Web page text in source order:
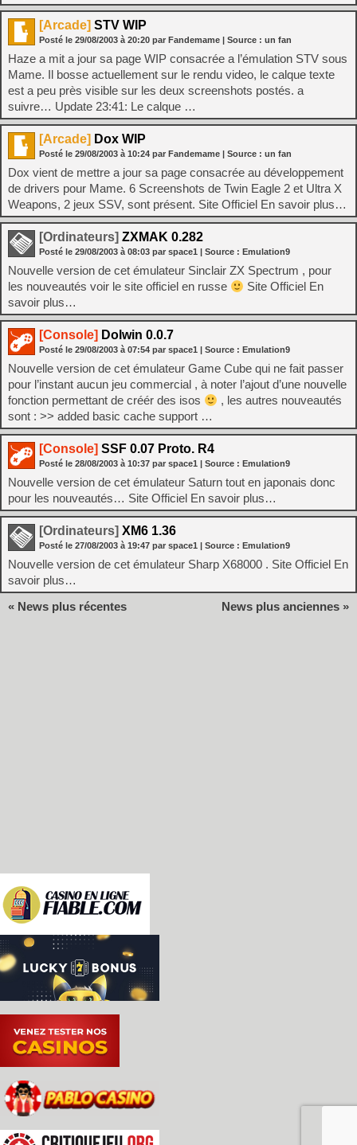
[Arcade] STV WIP
Posté le 29/08/2003 à 20:20 par Fandemame | Source : un fan
Haze a mit a jour sa page WIP consacrée a l’émulation STV sous
Mame. Il bosse actuellement sur le rendu video, le calque texte
est a peu près visible sur les deux screenshots postés. a
suivre… Update 23:41: Le calque …
[Arcade] Dox WIP
Posté le 29/08/2003 à 10:24 par Fandemame | Source : un fan
Dox vient de mettre a jour sa page consacrée au développement
de drivers pour Mame. 6 Screenshots de Twin Eagle 2 et Ultra X
Weapons, 2 jeux SSV, sont présent. Site Officiel En savoir plus…
[Ordinateurs] ZXMAK 0.282
Posté le 29/08/2003 à 08:03 par space1 | Source : Emulation9
Nouvelle version de cet émulateur Sinclair ZX Spectrum , pour
les nouveautés voir le site officiel en russe
Site Officiel En
savoir plus…
[Console] Dolwin 0.0.7
Posté le 29/08/2003 à 07:54 par space1 | Source : Emulation9
Nouvelle version de cet émulateur Game Cube qui ne fait passer
pour l’instant aucun jeu commercial , à noter l’ajout d’une nouvelle
fonction permettant de créér des isos
, les autres nouveautés
sont : >> added basic cache support …
[Console] SSF 0.07 Proto. R4
Posté le 28/08/2003 à 10:37 par space1 | Source : Emulation9
Nouvelle version de cet émulateur Saturn tout en japonais donc
pour les nouveautés… Site Officiel En savoir plus…
[Ordinateurs] XM6 1.36
Posté le 27/08/2003 à 19:47 par space1 | Source : Emulation9
Nouvelle version de cet émulateur Sharp X68000 . Site Officiel En
savoir plus…
« News plus récentes
News plus anciennes »